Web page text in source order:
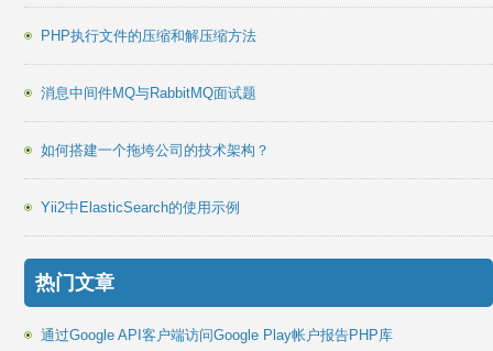
PHP执行文件的压缩和解压缩方法
消息中间件MQ与RabbitMQ面试题
如何搭建一个拖垮公司的技术架构？
Yii2中ElasticSearch的使用示例
热门文章
通过Google API客户端访问Google Play帐户报告PHP库